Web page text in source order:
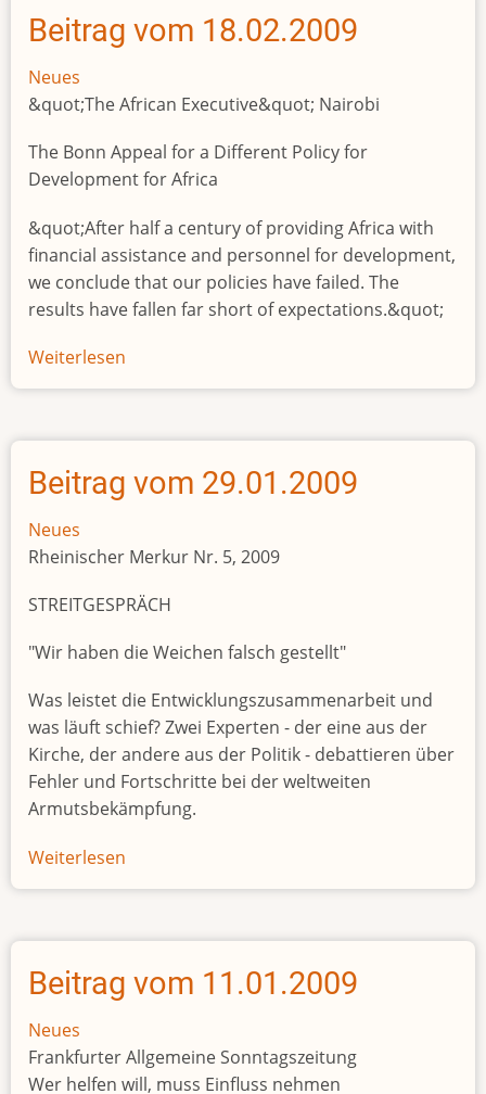
Beitrag vom 18.02.2009
Neues
&quot;The African Executive&quot; Nairobi
The Bonn Appeal for a Different Policy for
Development for Africa
&quot;After half a century of providing Africa with
financial assistance and personnel for development,
we conclude that our policies have failed. The
results have fallen far short of expectations.&quot;
Weiterlesen
Beitrag
18.02.2009
Beitrag vom 29.01.2009
Neues
Rheinischer Merkur Nr. 5, 2009
STREITGESPRÄCH
"Wir haben die Weichen falsch gestellt"
Was leistet die Entwicklungszusammenarbeit und
was läuft schief? Zwei Experten - der eine aus der
Kirche, der andere aus der Politik - debattieren über
Fehler und Fortschritte bei der weltweiten
Armutsbekämpfung.
Weiterlesen
Beitrag
29.01.2009
Beitrag vom 11.01.2009
Neues
Frankfurter Allgemeine Sonntagszeitung
Wer helfen will, muss Einfluss nehmen